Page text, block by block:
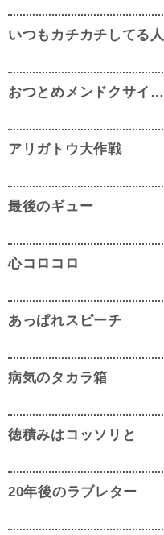
いつもカチカチしてる人
おつとめメンドクサイ…
アリガトウ大作戦
最後のギュー
心コロコロ
あっぱれスピーチ
病気のタカラ箱
徳積みはコッソリと
20年後のラブレター